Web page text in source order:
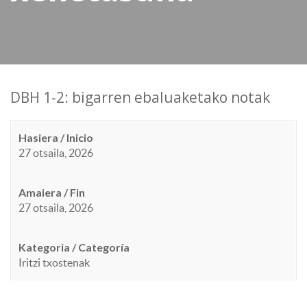
DBH 1-2: bigarren ebaluaketako notak
Hasiera / Inicio
27 otsaila, 2026
Amaiera / Fin
27 otsaila, 2026
Kategoria / Categoría
Iritzi txostenak